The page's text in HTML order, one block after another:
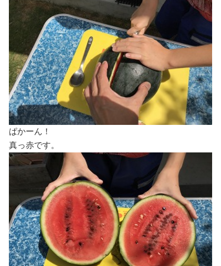
ぱかーん！
真っ赤です。